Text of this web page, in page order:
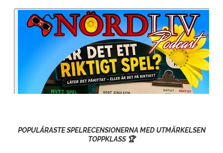
POPULÄRASTE SPELRECENSIONERNA MED UTMÄRKELSEN
TOPPKLASS 🏆